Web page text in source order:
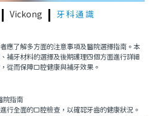
Vickong 牙科通識
了解多方面的注意事項及醫院選擇指南。本
補牙材料的選擇及後期護理四個方面進行詳細
從而保障口腔健康與補牙效果。
全面的口腔檢查，以確認牙齒的健康狀況。